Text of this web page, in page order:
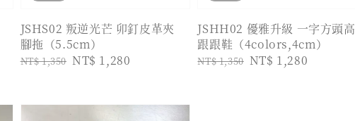
JSHS02 叛逆光芒 卯釘皮革夾
腳拖（5.5cm）
Regular
NT$ 1,350 Sale
NT$ 1,280
JSHH02 優雅升級 一字方頭高
跟跟鞋（4colors,4cm）
Regular
NT$ 1,350 Sale
NT$ 1,280